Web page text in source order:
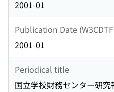
2001-01
Publication Date
2001-01
Periodical title
国立学校財務センター研究